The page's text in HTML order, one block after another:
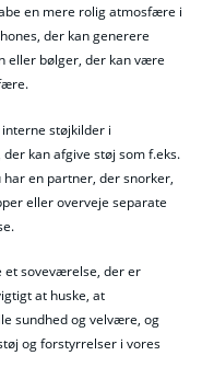
en mere rolig atmosfære i
der kan generere
eller bølger, der kan være
støjkilder i
kan afgive støj som f.eks.
en partner, der snorker,
eller overveje separate
et soveværelse, der er
at huske, at
sundhed og velvære, og
og forstyrrelser i vores